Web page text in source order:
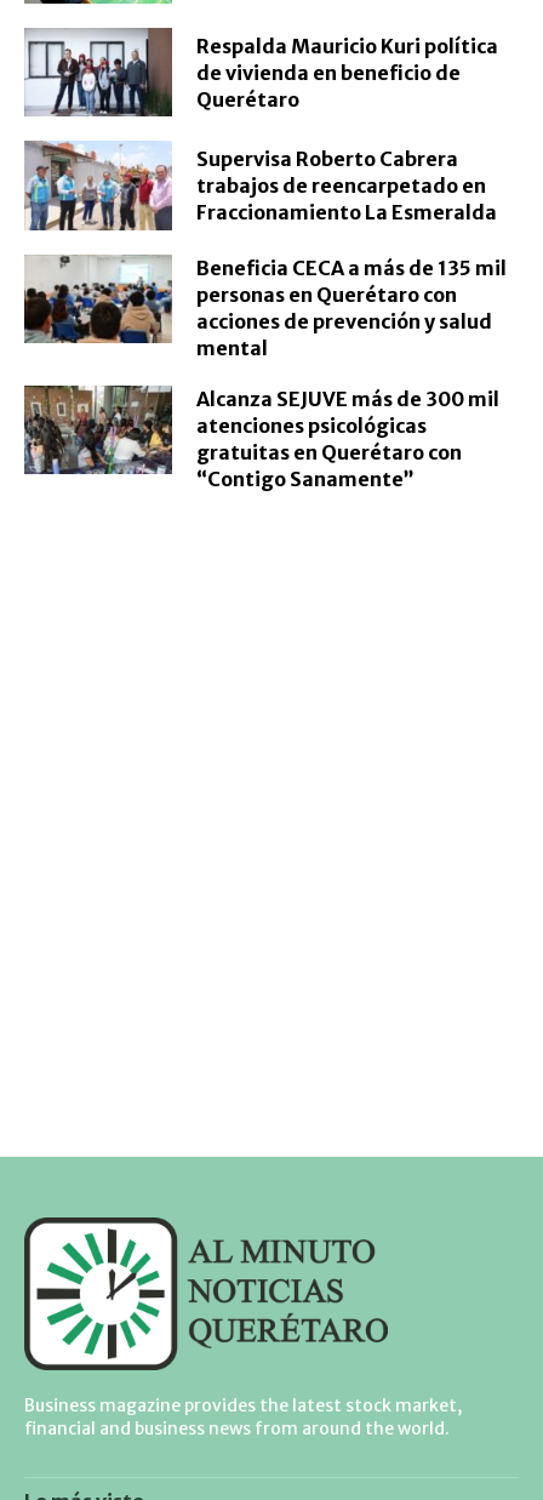
Respalda Mauricio Kuri política
de vivienda en beneficio de
Querétaro
Supervisa Roberto Cabrera
trabajos de reencarpetado en
Fraccionamiento La Esmeralda
Beneficia CECA a más de 135 mil
personas en Querétaro con
acciones de prevención y salud
mental
Alcanza SEJUVE más de 300 mil
atenciones psicológicas
gratuitas en Querétaro con
“Contigo Sanamente”
Business magazine provides the latest stock market,
financial and business news from around the world.